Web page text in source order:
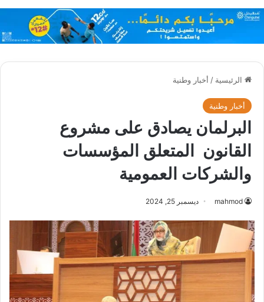
الرئيسية / أخبار وطنية
أخبار وطنية
البرلمان يصادق على مشروع
القانون المتعلق المؤسسات
والشركات العمومية
mahmod ديسمبر 25, 2024